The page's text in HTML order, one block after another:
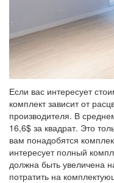
Если вас интересует
комплект зависит от
производителя. В
16,6$ за квадрат. Это
вам понадобятся
интересует полный
должна быть увеличена
потратить на